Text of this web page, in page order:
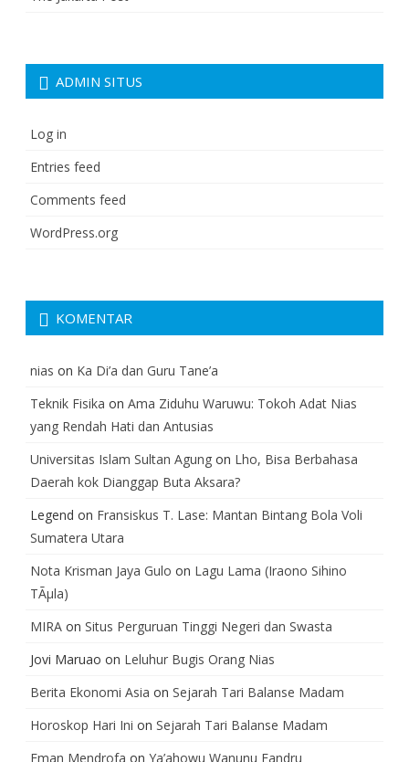
ADMIN SITUS
Log in
Entries feed
Comments feed
WordPress.org
KOMENTAR
nias on Ka Di’a dan Guru Tane’a
Teknik Fisika on Ama Ziduhu Waruwu: Tokoh Adat Nias
yang Rendah Hati dan Antusias
Universitas Islam Sultan Agung on Lho, Bisa Berbahasa
Daerah kok Dianggap Buta Aksara?
Legend on Fransiskus T. Lase: Mantan Bintang Bola Voli
Sumatera Utara
Nota Krisman Jaya Gulo on Lagu Lama (Iraono Sihino
TÃµla)
MIRA on Situs Perguruan Tinggi Negeri dan Swasta
Jovi Maruao on Leluhur Bugis Orang Nias
Berita Ekonomi Asia on Sejarah Tari Balanse Madam
Horoskop Hari Ini on Sejarah Tari Balanse Madam
Eman Mendrofa on Ya’ahowu Wanunu Fandru